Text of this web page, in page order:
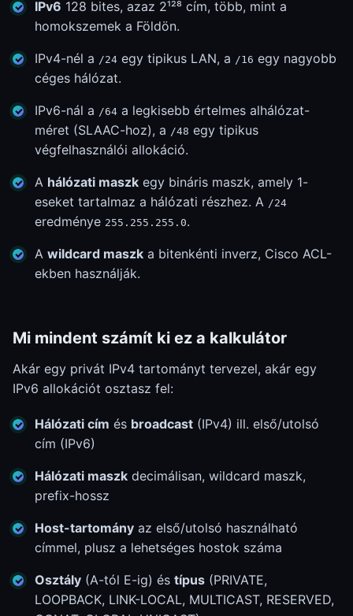
IPv6 128 bites, azaz 2¹²⁸ cím, több, mint a
homokszemek a Földön.
IPv4-nél a /24 egy tipikus LAN, a /16 egy nagyobb
céges hálózat.
IPv6-nál a /64 a legkisebb értelmes alhálózat-
méret (SLAAC-hoz), a /48 egy tipikus
végfelhasználói allokáció.
A hálózati maszk egy bináris maszk, amely 1-
eseket tartalmaz a hálózati részhez. A /24
eredménye 255.255.255.0.
A wildcard maszk a bitenkénti inverz, Cisco ACL-
ekben használják.
Mi mindent számít ki ez a kalkulátor
Akár egy privát IPv4 tartományt tervezel, akár egy
IPv6 allokációt osztasz fel:
Hálózati cím és broadcast (IPv4) ill. első/utolsó
cím (IPv6)
Hálózati maszk decimálisan, wildcard maszk,
prefix-hossz
Host-tartomány az első/utolsó használható
címmel, plusz a lehetséges hostok száma
Osztály (A-tól E-ig) és típus (PRIVATE,
LOOPBACK, LINK-LOCAL, MULTICAST, RESERVED,